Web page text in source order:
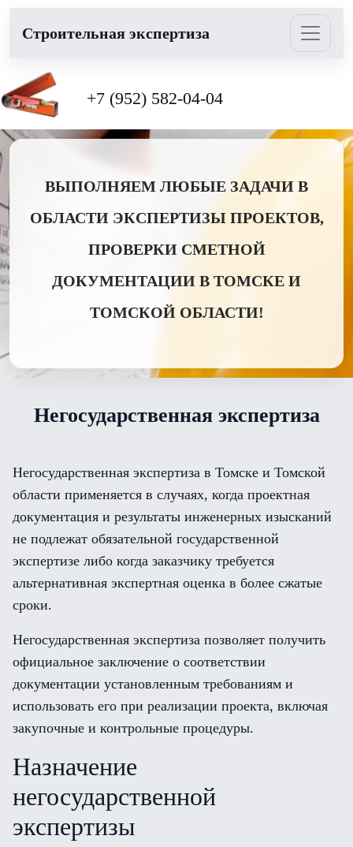
Cтроительная экспертиза
+7 (952) 582-04-04
ВЫПОЛНЯЕМ ЛЮБЫЕ ЗАДАЧИ В
ОБЛАСТИ ЭКСПЕРТИЗЫ ПРОЕКТОВ,
ПРОВЕРКИ СМЕТНОЙ
ДОКУМЕНТАЦИИ В ТОМСКЕ И
ТОМСКОЙ ОБЛАСТИ!
Негосударственная экспертиза
Негосударственная экспертиза в Томске и Томской
области применяется в случаях, когда проектная
документация и результаты инженерных изысканий
не подлежат обязательной государственной
экспертизе либо когда заказчику требуется
альтернативная экспертная оценка в более сжатые
сроки.
Негосударственная экспертиза позволяет получить
официальное заключение о соответствии
документации установленным требованиям и
использовать его при реализации проекта, включая
закупочные и контрольные процедуры.
Назначение
негосударственной
экспертизы